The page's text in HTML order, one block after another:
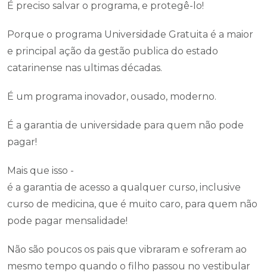
É preciso salvar o programa, e protegê-lo!
Porque o programa Universidade Gratuita é a maior
e principal ação da gestão publica do estado
catarinense nas ultimas décadas.
É um programa inovador, ousado, moderno.
É a garantia de universidade para quem não pode
pagar!
Mais que isso -
é a garantia de acesso a qualquer curso, inclusive
curso de medicina, que é muito caro, para quem não
pode pagar mensalidade!
Não são poucos os pais que vibraram e sofreram ao
mesmo tempo quando o filho passou no vestibular